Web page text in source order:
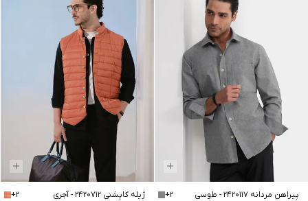
پیراهن مردانه 2420117 - طوسی +2 ژیله کاپشنی 2420712 -آجری +2